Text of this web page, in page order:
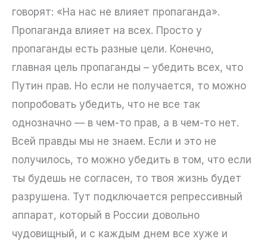
говорят: «На нас не влияет пропаганда».
Пропаганда влияет на всех. Просто у
пропаганды есть разные цели. Конечно,
главная цель пропаганды – убедить всех, что
Путин прав. Но если не получается, то можно
попробовать убедить, что не все так
однозначно — в чем-то прав, а в чем-то нет.
Всей правды мы не знаем. Если и это не
получилось, то можно убедить в том, что если
ты будешь не согласен, то твоя жизнь будет
разрушена. Тут подключается репрессивный
аппарат, который в России довольно
чудовищный, и с каждым днем все хуже и